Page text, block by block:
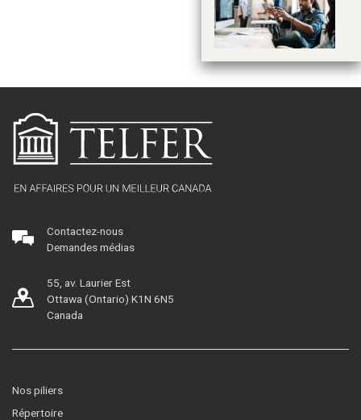
Contactez-nous
Demandes médias
55, av. Laurier Est
Ottawa (Ontario) K1N 6N5
Canada
Nos piliers
Répertoire